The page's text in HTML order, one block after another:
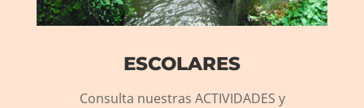
ESCOLARES
Consulta nuestras ACTIVIDADES y